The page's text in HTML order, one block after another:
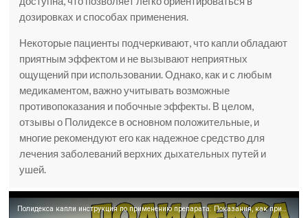
дозировках и способах применения.
Некоторые пациенты подчеркивают, что капли обладают
приятным эффектом и не вызывают неприятных
ощущений при использовании. Однако, как и с любым
медикаментом, важно учитывать возможные
противопоказания и побочные эффекты. В целом,
отзывы о Полидексе в основном положительные, и
многие рекомендуют его как надежное средство для
лечения заболеваний верхних дыхательных путей и
ушей.
Полидекса капли инструкция по применению препарата: Показания, как применять, обзор препарата